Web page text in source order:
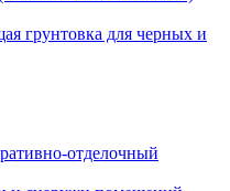
грунтовка для черных и
отделочный